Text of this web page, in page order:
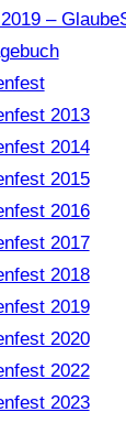
–
2013
2014
2015
2016
2017
2018
2019
2020
2022
2023